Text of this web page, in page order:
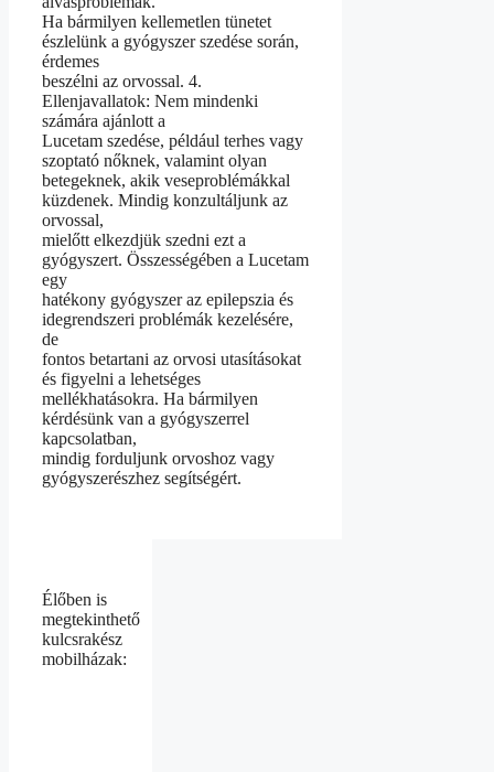
Ha bármilyen kellemetlen tünetet
észlelünk a gyógyszer szedése során,
érdemes
beszélni az orvossal. 4.
Ellenjavallatok: Nem mindenki
számára ajánlott a
Lucetam szedése, például terhes vagy
szoptató nőknek, valamint olyan
betegeknek, akik veseproblémákkal
küzdenek. Mindig konzultáljunk az
orvossal,
mielőtt elkezdjük szedni ezt a
gyógyszert. Összességében a Lucetam
egy
hatékony gyógyszer az epilepszia és
idegrendszeri problémák kezelésére,
de
fontos betartani az orvosi utasításokat
és figyelni a lehetséges
mellékhatásokra. Ha bármilyen
kérdésünk van a gyógyszerrel
kapcsolatban,
mindig forduljunk orvoshoz vagy
gyógyszerészhez segítségért.
Élőben is
megtekinthető
kulcsrakész
mobilházak: